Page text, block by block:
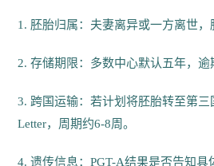
1. 胚胎归属：夫妻离异或一方离世，
2. 存储期限：多数中心默认五年，逾
3. 跨国运输：若计划将胚胎转至第
Letter，周期约6-8周。
4. 遗传信息：PGT-A结果是否告知具